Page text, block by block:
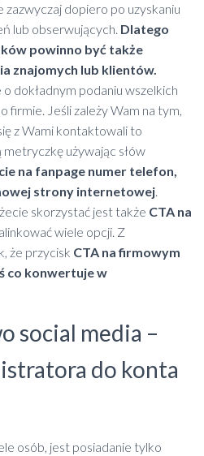
dopiero po uzyskaniu
lub obserwujących. Dlatego
powinno być także
znajomych lub klientów.
dokładnym podaniu wszelkich
firmie. Jeśli zależy Wam na tym,
z Wami kontaktowali to
metryczkę używając słów
na fanpage numer telefon,
strony internetowej.
skorzystać jest także CTA na
wiele opcji. Z
że przycisk CTA na firmowym
co konwertuje w
social media –
do konta
osób, jest posiadanie tylko